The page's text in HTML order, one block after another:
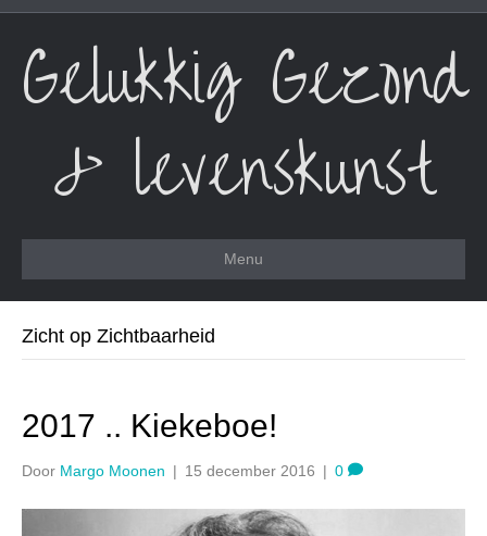
Gelukkig Gezond
& levenskunst
Menu
Zicht op Zichtbaarheid
2017 .. Kiekeboe!
Door Margo Moonen | 15 december 2016 | 0